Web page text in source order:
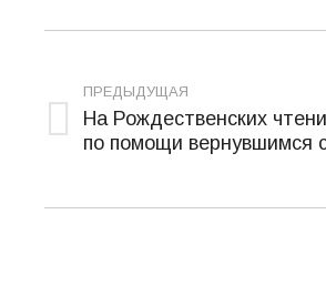
по
записям
ПРЕДЫДУЩАЯ
Предыдущая
На Рождественских
по помощи вернувшимся